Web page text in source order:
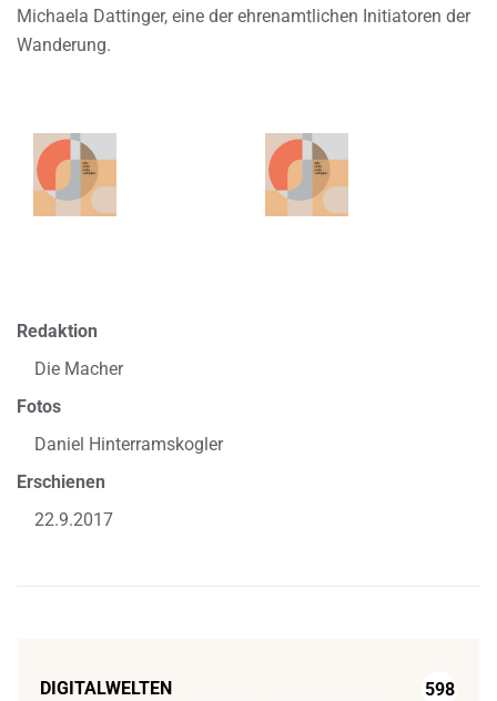
Michaela Dattinger, eine der ehrenamtlichen Initiatoren der
Wanderung.
Redaktion
Die Macher
Fotos
Daniel Hinterramskogler
Erschienen
22.9.2017
DIGITALWELTEN 598